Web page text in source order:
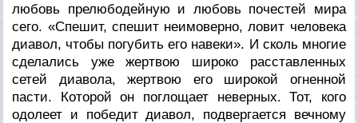
любовь прелюбодейную и любовь почестей мира
сего. «Спешит, спешит неимоверно, ловит человека
диавол, чтобы погубить его навеки». И сколь многие
сделались уже жертвою широко расставленных
сетей диавола, жертвою его широкой огненной
пасти. Которой он поглощает неверных. Тот, кого
одолеет и победит диавол, подвергается вечному